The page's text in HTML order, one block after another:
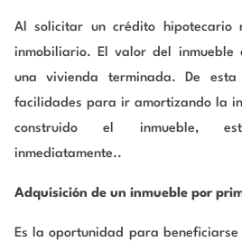
Al solicitar un crédito hipotecario
inmobiliario. El valor del inmueble
una vivienda terminada. De
facilidades para ir amortizando la
construido el inmueble,
inmediatamente..
Adquisición de un inmueble por
Es la oportunidad para